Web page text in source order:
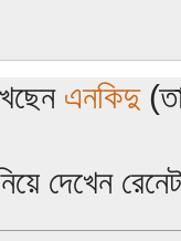
এনকিদু
দেখেন